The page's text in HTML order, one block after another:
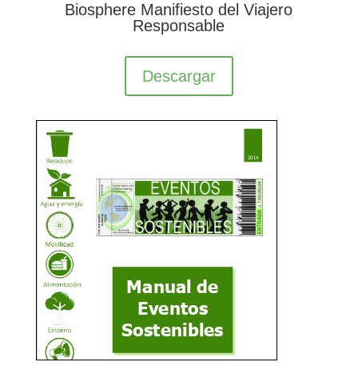
Biosphere Manifiesto del Viajero
Responsable
Descargar